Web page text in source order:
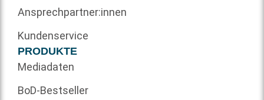
Ansprechpartner:innen
Kundenservice
PRODUKTE
Mediadaten
BoD-Bestseller